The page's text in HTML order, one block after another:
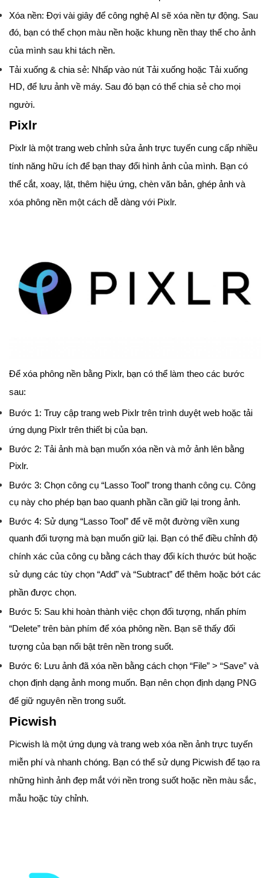
Xóa nền: Đợi vài giây để công nghệ AI sẽ xóa nền tự động. Sau
đó, bạn có thể chọn màu nền hoặc khung nền thay thế cho ảnh
của mình sau khi tách nền.
Tải xuống & chia sẻ: Nhấp vào nút Tải xuống hoặc Tải xuống
HD, để lưu ảnh về máy. Sau đó bạn có thể chia sẻ cho mọi
người.
Pixlr
Pixlr là một trang web chỉnh sửa ảnh trực tuyến cung cấp nhiều
tính năng hữu ích để bạn thay đổi hình ảnh của mình. Bạn có
thể cắt, xoay, lật, thêm hiệu ứng, chèn văn bản, ghép ảnh và
xóa phông nền một cách dễ dàng với Pixlr.
Để xóa phông nền bằng Pixlr, bạn có thể làm theo các bước
sau:
Bước 1: Truy cập trang web Pixlr trên trình duyệt web hoặc tải
ứng dụng Pixlr trên thiết bị của bạn.
Bước 2: Tải ảnh mà bạn muốn xóa nền và mở ảnh lên bằng
Pixlr.
Bước 3: Chọn công cụ “Lasso Tool” trong thanh công cụ. Công
cụ này cho phép bạn bao quanh phần cần giữ lại trong ảnh.
Bước 4: Sử dụng “Lasso Tool” để vẽ một đường viền xung
quanh đối tượng mà bạn muốn giữ lại. Bạn có thể điều chỉnh độ
chính xác của công cụ bằng cách thay đổi kích thước bút hoặc
sử dụng các tùy chọn “Add” và “Subtract” để thêm hoặc bớt các
phần được chọn.
Bước 5: Sau khi hoàn thành việc chọn đối tượng, nhấn phím
“Delete” trên bàn phím để xóa phông nền. Bạn sẽ thấy đối
tượng của bạn nổi bật trên nền trong suốt.
Bước 6: Lưu ảnh đã xóa nền bằng cách chọn “File” > “Save” và
chọn định dạng ảnh mong muốn. Bạn nên chọn định dạng PNG
để giữ nguyên nền trong suốt.
Picwish
Picwish là một ứng dụng và trang web xóa nền ảnh trực tuyến
miễn phí và nhanh chóng. Bạn có thể sử dụng Picwish để tạo ra
những hình ảnh đẹp mắt với nền trong suốt hoặc nền màu sắc,
mẫu hoặc tùy chỉnh.